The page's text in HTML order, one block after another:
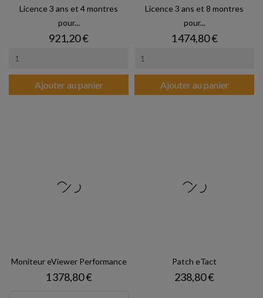
Licence 3 ans et 4 montres
pour...
Prix
921,20 €
Ajouter au panier
Licence 3 ans et 8 montres
pour...
Prix
1 474,80 €
Ajouter au panier
Moniteur eViewer Performance
Prix
1 378,80 €
Patch eTact
Prix
238,80 €